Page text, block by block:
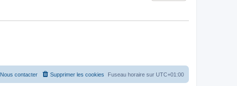
Fuseau horaire sur UTC+01:00
Supprimer les cookies
Nous contacter